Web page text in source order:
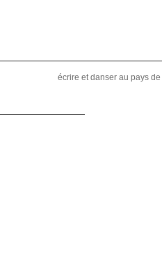
écrire et danser au pays de